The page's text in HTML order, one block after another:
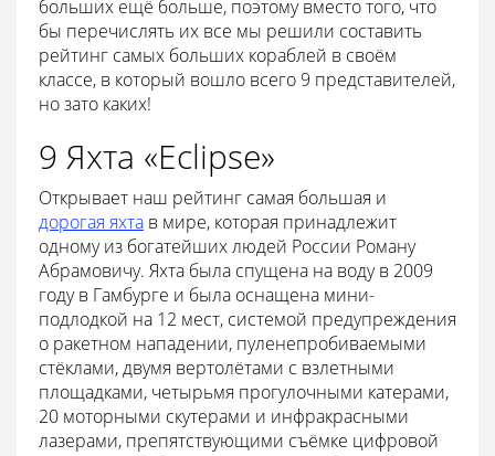
больших ещё больше, поэтому вместо того, что
бы перечислять их все мы решили составить
рейтинг самых больших кораблей в своём
классе, в который вошло всего 9 представителей,
но зато каких!
9 Яхта «Eclipse»
Открывает наш рейтинг самая большая и
дорогая яхта в мире, которая принадлежит
одному из богатейших людей России Роману
Абрамовичу. Яхта была спущена на воду в 2009
году в Гамбурге и была оснащена мини-
подлодкой на 12 мест, системой предупреждения
о ракетном нападении, пуленепробиваемыми
стёклами, двумя вертолётами с взлетными
площадками, четырьмя прогулочными катерами,
20 моторными скутерами и инфракрасными
лазерами, препятствующими съёмке цифровой